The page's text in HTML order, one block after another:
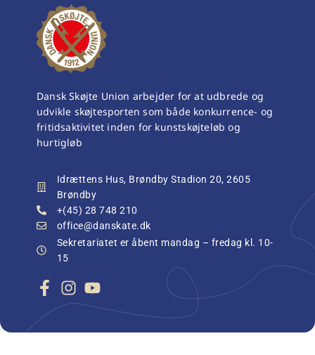
Dansk Skøjte Union arbejder for at udbrede og
udvikle skøjtesporten som både konkurrence- og
fritidsaktivitet inden for kunstskøjteløb og
hurtigløb
Idrættens Hus, Brøndby Stadion 20, 2605
Brøndby
+(45) 28 748 210
office@danskate.dk
Sekretariatet er åbent mandag – fredag kl. 10-
15